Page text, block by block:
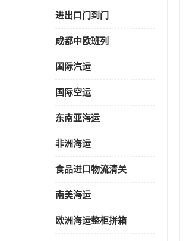
进出口门到门
成都中欧班列
国际汽运
国际空运
东南亚海运
非洲海运
食品进口物流清关
南美海运
欧洲海运整柜拼箱